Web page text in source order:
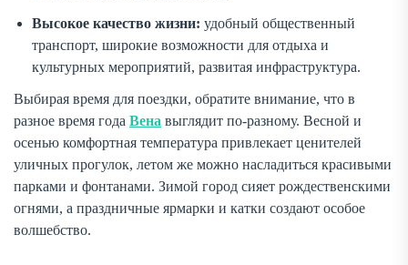
Высокое качество жизни: удобный общественный
транспорт, широкие возможности для отдыха и
культурных мероприятий, развитая инфраструктура.
Выбирая время для поездки, обратите внимание, что в
разное время года Вена выглядит по-разному. Весной и
осенью комфортная температура привлекает ценителей
уличных прогулок, летом же можно насладиться красивыми
парками и фонтанами. Зимой город сияет рождественскими
огнями, а праздничные ярмарки и катки создают особое
волшебство.